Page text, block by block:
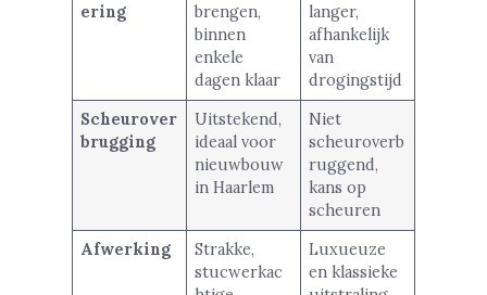
ering
brengen,
binnen
enkele
dagen klaar
langer,
afhankelijk
van
drogingstijd
Scheurover
brugging
Uitstekend,
ideaal voor
nieuwbouw
in Haarlem
Niet
scheuroverb
ruggend,
kans op
scheuren
Afwerking
Strakke,
stucwerkac
Luxueuze
en klassieke